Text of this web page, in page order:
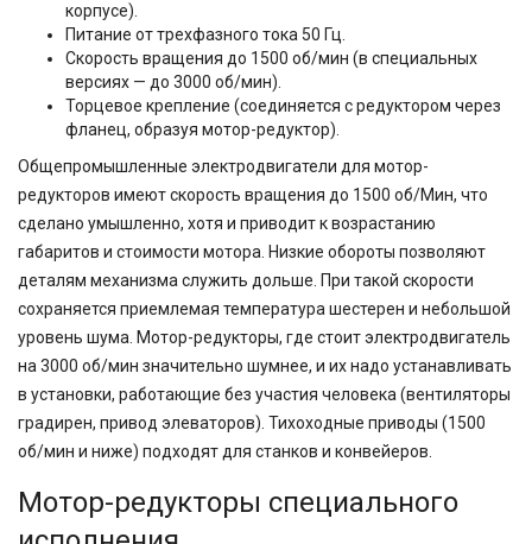
корпусе).
Питание от трехфазного тока 50 Гц.
Скорость вращения до 1500 об/мин (в специальных
версиях — до 3000 об/мин).
Торцевое крепление (соединяется с редуктором через
фланец, образуя мотор-редуктор).
Общепромышленные электродвигатели для мотор-
редукторов имеют скорость вращения до 1500 об/Мин, что
сделано умышленно, хотя и приводит к возрастанию
габаритов и стоимости мотора. Низкие обороты позволяют
деталям механизма служить дольше. При такой скорости
сохраняется приемлемая температура шестерен и небольшой
уровень шума. Мотор-редукторы, где стоит электродвигатель
на 3000 об/мин значительно шумнее, и их надо устанавливать
в установки, работающие без участия человека (вентиляторы
градирен, привод элеваторов). Тихоходные приводы (1500
об/мин и ниже) подходят для станков и конвейеров.
Мотор-редукторы специального